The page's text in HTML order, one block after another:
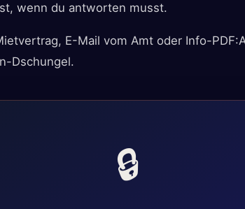
wenn du antworten musst.
E-Mail vom Amt oder Info-
Dschungel.
🔒